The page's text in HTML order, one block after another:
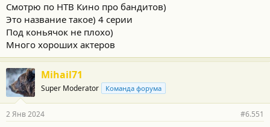
с
т
и
Смотрю по НТВ Кино про бандитов)
Это название такое) 4 серии
Под коньячок не плохо)
Много хороших актеров
Mihail71
Super Moderator Команда форума
2 Янв 2024 #6.551